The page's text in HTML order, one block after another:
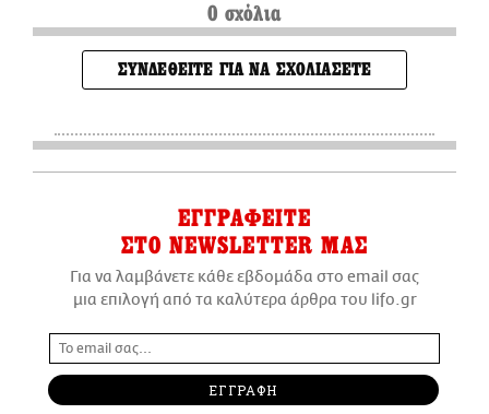
0 σχόλια
ΣΥΝΔΕΘΕΙΤΕ ΓΙΑ ΝΑ ΣΧΟΛΙΑΣΕΤΕ
ΕΓΓΡΑΦΕΙΤΕ
ΣΤΟ NEWSLETTER ΜΑΣ
Για να λαμβάνετε κάθε εβδομάδα στο email σας
μια επιλογή από τα καλύτερα άρθρα του lifo.gr
ΕΓΓΡΑΦΗ